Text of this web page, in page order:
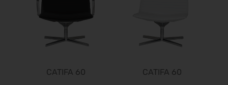
CATIFA 60 CATIFA 60